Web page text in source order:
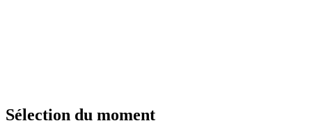
Sélection du moment